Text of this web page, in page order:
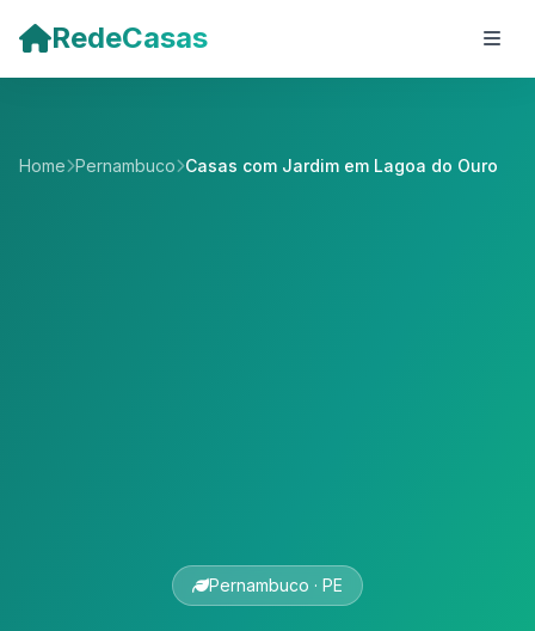
RedeCasas
Home Pernambuco Casas com Jardim em Lagoa do Ouro
Pernambuco · PE